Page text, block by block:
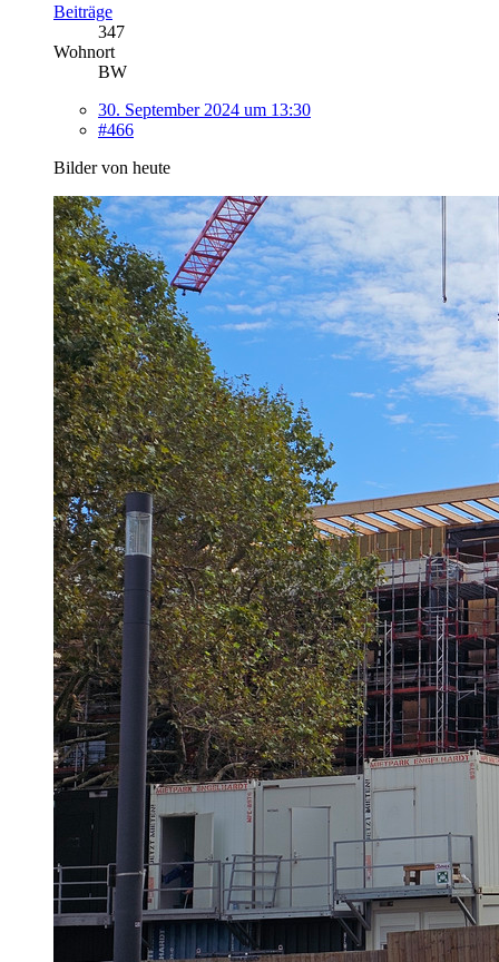
Beiträge
347
Wohnort
BW
30. September 2024 um 13:30
#466
Bilder von heute